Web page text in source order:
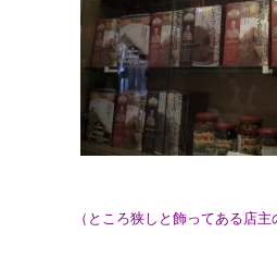
（ところ狭しと飾ってある店